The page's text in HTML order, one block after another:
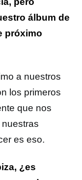
álbum de
próximo
a nuestros
los primeros
que nos
es eso.
¿es